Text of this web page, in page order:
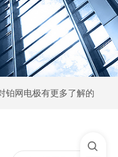
铂网电极有更多了解的